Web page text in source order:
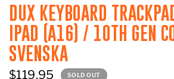
DUX KEYBOARD
IPAD (A16) / 10TH GEN
SVENSKA
$119.95 SOLD OUT